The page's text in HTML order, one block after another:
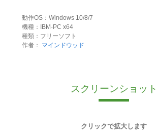
動作OS：Windows 10/8/7
機種：IBM-PC x64
種類：フリーソフト
作者：
マインドウッド
スクリーンショット
クリックで拡大します